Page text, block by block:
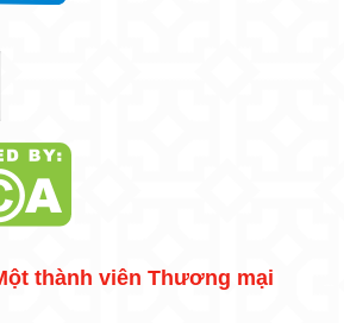
thành viên Thương mại